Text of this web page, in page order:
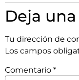
Deja
Tu dirección de
Los campos
Comentario *